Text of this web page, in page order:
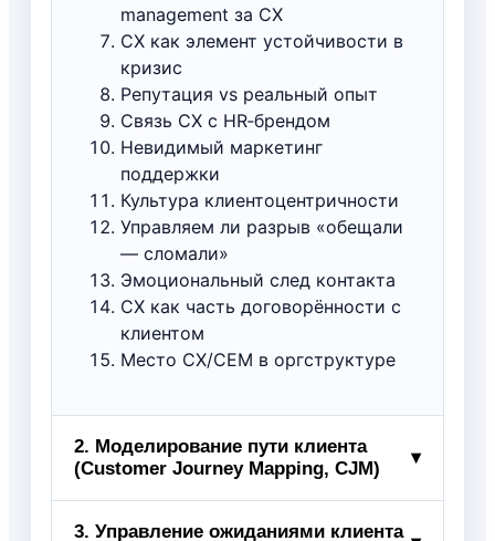
management за CX
CX как элемент устойчивости в
кризис
Репутация vs реальный опыт
Связь CX с HR‑брендом
Невидимый маркетинг
поддержки
Культура клиентоцентричности
Управляем ли разрыв «обещали
— сломали»
Эмоциональный след контакта
CX как часть договорённости с
клиентом
Место CX/CEM в оргструктуре
2. Моделирование пути клиента
(Customer Journey Mapping, CJM)
▾
Зачем рисовать CJM
3. Управление ожиданиями клиента